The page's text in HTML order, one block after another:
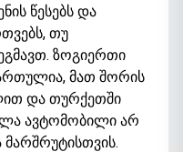
წესებს და
თუ
ზოგიერთი
მათ შორის
და თურქეთში
ავტომობილი არ
მარშრუტისთვის.